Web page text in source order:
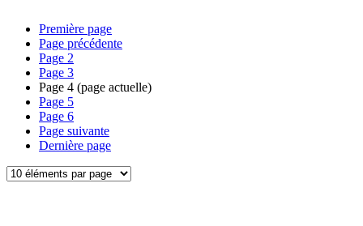
Première page
Page précédente
Page 2
Page 3
Page 4 (page actuelle)
Page 5
Page 6
Page suivante
Dernière page